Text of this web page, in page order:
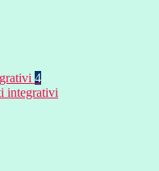
4
integrativi